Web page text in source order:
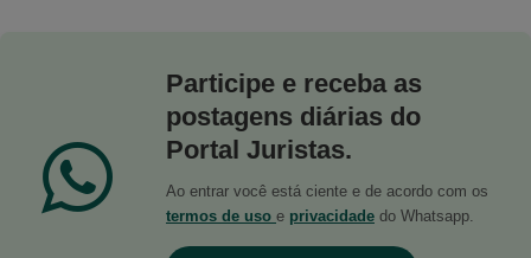
Participe e receba as
postagens diárias do
Portal Juristas.
Ao entrar você está ciente e de acordo com os
termos de uso e privacidade do Whatsapp.